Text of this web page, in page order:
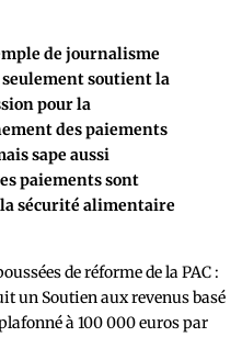
de journalisme
soutient la
pour la
des paiements
sape aussi
paiements sont
sécurité alimentaire
de réforme de la PAC :
un Soutien aux revenus basé
à 100 000 euros par